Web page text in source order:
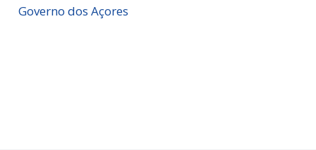
Governo dos Açores